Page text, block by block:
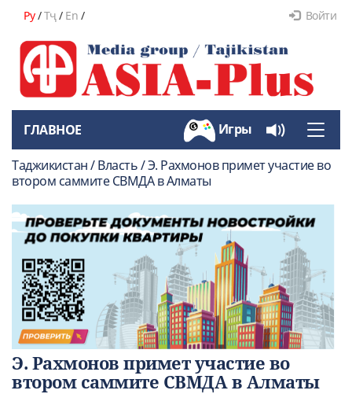
Ру/Тҷ/ En / Войти
Toggle
ГЛАВНОЕ Игры
Таджикистан / Власть / Э. Рахмонов примет участие во
втором саммите СВМДА в Алматы
Э. Рахмонов примет участие во
втором саммите СВМДА в Алматы